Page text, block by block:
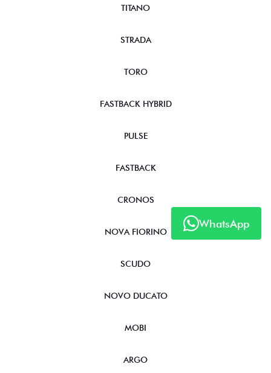
WhatsApp
TITANO
STRADA
TORO
FASTBACK HYBRID
PULSE
FASTBACK
CRONOS
NOVA FIORINO
SCUDO
NOVO DUCATO
MOBI
ARGO